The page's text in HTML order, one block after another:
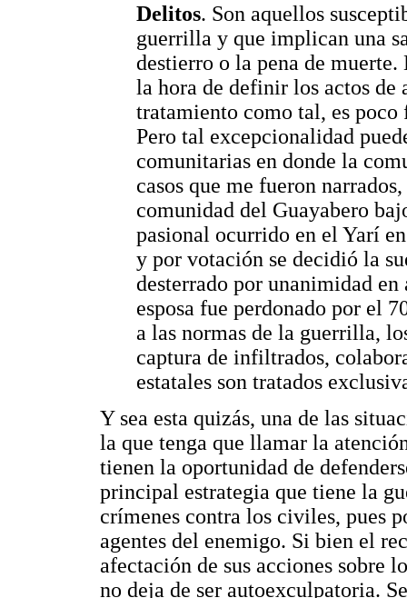
Delitos. Son aquellos
guerrilla y que implican una
destierro o la pena de
la hora de definir los actos
tratamiento como tal, es
Pero tal excepcionalidad
comunitarias en donde la
casos que me fueron
comunidad del Guayabero
pasional ocurrido en el Yarí
y por votación se decidió la
desterrado por unanimidad en
esposa fue perdonado por el
a las normas de la guerrilla,
captura de infiltrados,
estatales son tratados
Y sea esta quizás, una de las
la que tenga que llamar la
tienen la oportunidad de
principal estrategia que tiene la
crímenes contra los civiles, pues
agentes del enemigo. Si bien el
afectación de sus acciones sobre
no deja de ser autoexculpatoria.